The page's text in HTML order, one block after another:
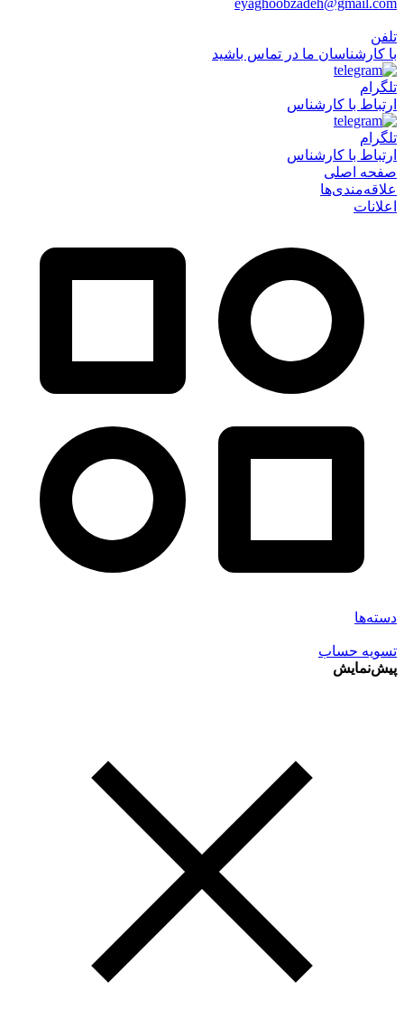
eyaghoobzadeh@gmail.com
تلفن
با کارشناسان ما در تماس باشید
تلگرام
ارتباط با کارشناس
تلگرام
ارتباط با کارشناس
صفحه اصلی
علاقه‌مندی‌ها
اعلانات
دسته‌ها
تسویه حساب
پیش‌نمایش